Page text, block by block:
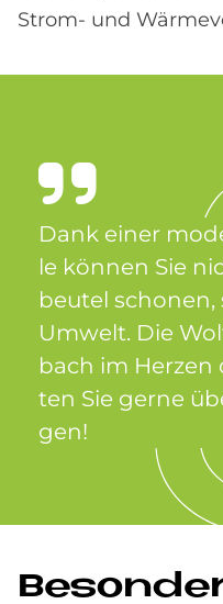
Strom- und
Dank ei­ner
le kön­nen Sie
beu­tel
Um­welt. Die
bach im
ten Sie ger­ne
gen!